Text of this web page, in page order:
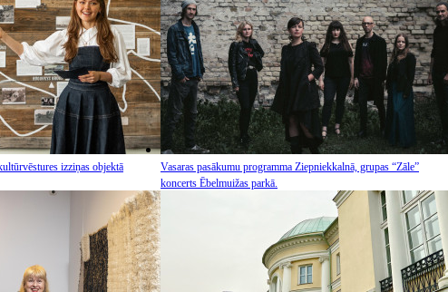
izziņas objektā
Vasaras pasākumu programma Ziepniekkalnā, grupas “Zāle”
koncerts Ēbelmuižas parkā.